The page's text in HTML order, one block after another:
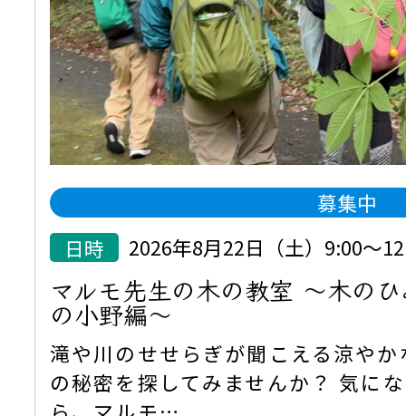
募集中
日時
2026年8月22日（土）9:00～
マルモ先生の木の教室 ～木の
の小野編～
滝や川のせせらぎが聞こえる涼や
の秘密を探してみませんか？ 気に